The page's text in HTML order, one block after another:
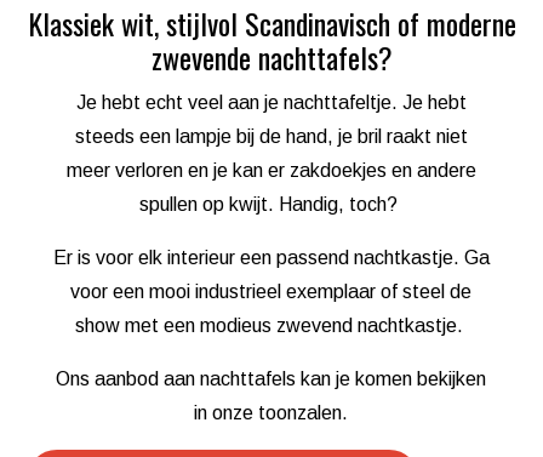
Klassiek wit, stijlvol Scandinavisch of moderne
zwevende nachttafels?
Je hebt echt veel aan je nachttafeltje. Je hebt
steeds een lampje bij de hand, je bril raakt niet
meer verloren en je kan er zakdoekjes en andere
spullen op kwijt. Handig, toch?
Er is voor elk interieur een passend nachtkastje. Ga
voor een mooi industrieel exemplaar of steel de
show met een modieus zwevend nachtkastje.
Ons aanbod aan nachttafels kan je komen bekijken
in onze toonzalen.